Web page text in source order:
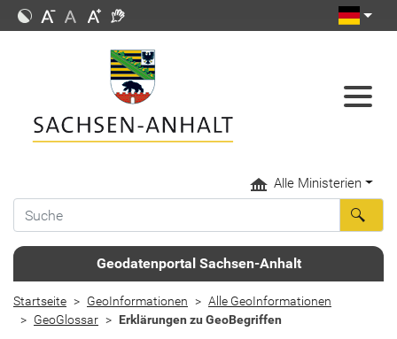
Alle Ministerien
Geodatenportal Sachsen-Anhalt
Startseite GeoInformationen
Alle GeoInformationen
GeoGlossar
Erklärungen zu GeoBegriffen